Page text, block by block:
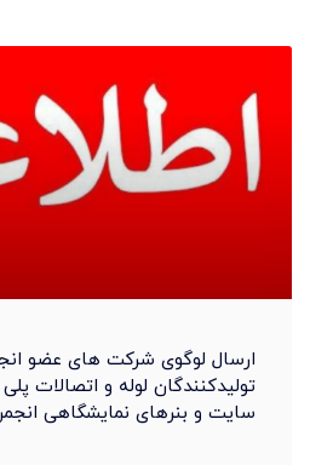
ارسال لوگوی شرکت های عضو
تولیدکنندگان لوله و اتصالات
سایت و بنرهای نمایشگاهی